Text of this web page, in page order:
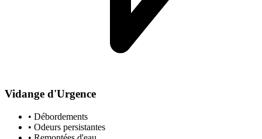
Vidange d'Urgence
• Débordements
• Odeurs persistantes